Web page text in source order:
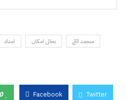
امداد بحالی امکان
منجمد اثاثے
0 Facebook Twitter